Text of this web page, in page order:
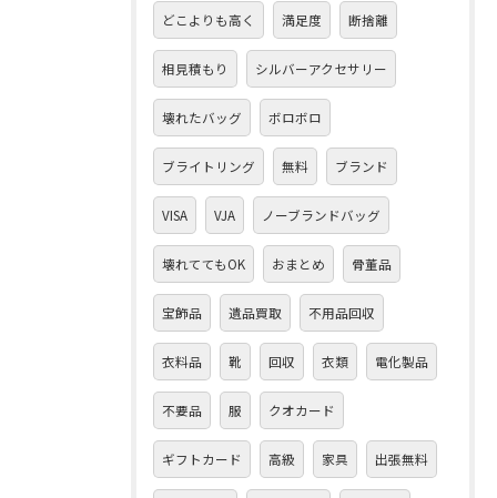
どこよりも高く 満足度 断捨離
相見積もり シルバーアクセサリー
壊れたバッグ ボロボロ
ブライトリング 無料 ブランド
VISA VJA ノーブランドバッグ
壊れててもOK おまとめ 骨董品
宝飾品 遺品買取 不用品回収
衣料品 靴 回収 衣類 電化製品
不要品 服 クオカード
ギフトカード 高級 家具 出張無料